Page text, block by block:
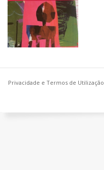
Privacidade e Termos de Utilização